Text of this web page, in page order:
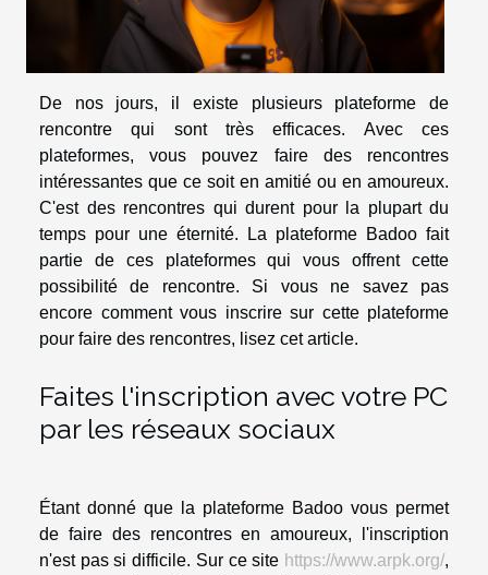
De nos jours, il existe plusieurs plateforme de
rencontre qui sont très efficaces. Avec ces
plateformes, vous pouvez faire des rencontres
intéressantes que ce soit en amitié ou en amoureux.
C'est des rencontres qui durent pour la plupart du
temps pour une éternité. La plateforme Badoo fait
partie de ces plateformes qui vous offrent cette
possibilité de rencontre. Si vous ne savez pas
encore comment vous inscrire sur cette plateforme
pour faire des rencontres, lisez cet article.
Faites l'inscription avec votre PC
par les réseaux sociaux
Étant donné que la plateforme Badoo vous permet
de faire des rencontres en amoureux, l'inscription
n'est pas si difficile. Sur ce site https://www.arpk.org/,